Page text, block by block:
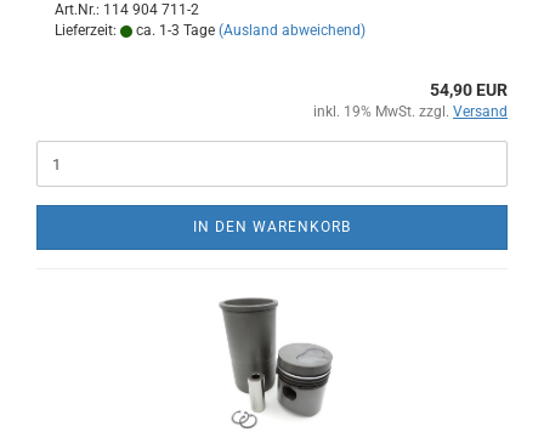
Art.Nr.: 114 904 711-2
Lieferzeit:
ca. 1-3 Tage (Ausland abweichend)
54,90 EUR
inkl. 19% MwSt. zzgl. Versand
IN DEN WARENKORB